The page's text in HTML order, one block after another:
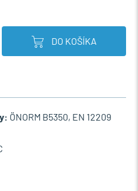
DO KOŠÍKA
ÖNORM B5350, EN 12209